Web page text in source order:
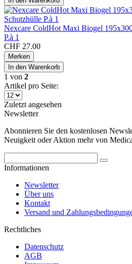
Nexcare ColdHot Maxi Biogel
P.à 1
CHF 27.00
Merken
In den Warenkorb
1 von 2
Artikel pro Seite:
Zuletzt angesehen
Newsletter
Abonnieren Sie den kostenlosen
Neuigkeit oder Aktion mehr von
Informationen
Newsletter
Über uns
Kontakt
Versand und
Rechtliches
Datenschutz
AGB